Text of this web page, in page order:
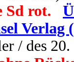
Sd rot.
Verlag
/ des